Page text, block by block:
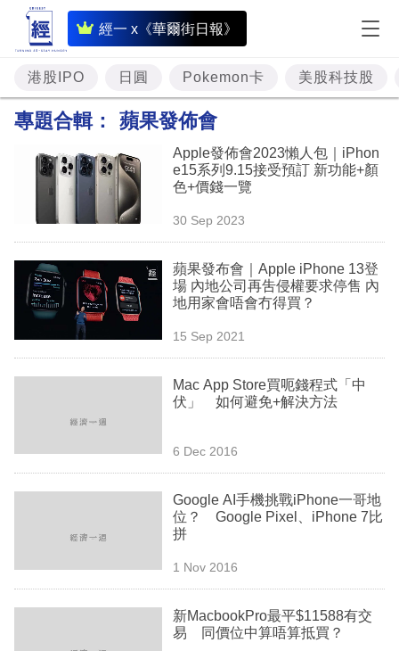
經一 x《華爾街日報》
即
時
財
經
題
投
資
樓
市
理
技
生
港股IPO 日圓 Pokemon卡 美股科技股
專題合輯： 蘋果發佈會
Apple發佈會2023懶人包｜iPhon
e15系列9.15接受預訂 新功能+顏
色+價錢一覽
30 Sep 2023
蘋果發布會｜Apple iPhone 13登
場 內地公司再吿侵權要求停售 內
地用家會唔會冇得買？
15 Sep 2021
Mac App Store買呃錢程式「中
伏」 如何避免+解決方法
6 Dec 2016
Google AI手機挑戰iPhone一哥地
位？ Google Pixel、iPhone 7比
拼
1 Nov 2016
新MacbookPro最平$11588有交
易 同價位中算唔算抵買？